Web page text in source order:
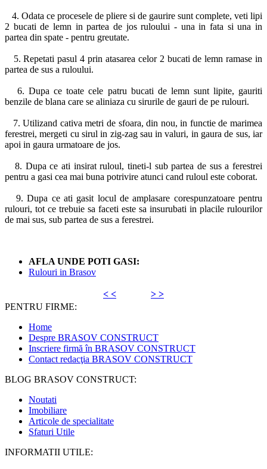
4. Odata ce procesele de pliere si de gaurire sunt complete, veti lipi
2 bucati de lemn in partea de jos ruloului - una in fata si una in
partea din spate - pentru greutate.
5. Repetati pasul 4 prin atasarea celor 2 bucati de lemn ramase in
partea de sus a ruloului.
6. Dupa ce toate cele patru bucati de lemn sunt lipite, gauriti
benzile de blana care se aliniaza cu sirurile de gauri de pe rulouri.
7. Utilizand cativa metri de sfoara, din nou, in functie de marimea
ferestrei, mergeti cu sirul in zig-zag sau in valuri, in gaura de sus, iar
apoi in gaura urmatoare de jos.
8. Dupa ce ati insirat ruloul, tineti-l sub partea de sus a ferestrei
pentru a gasi cea mai buna potrivire atunci cand ruloul este coborat.
9. Dupa ce ati gasit locul de amplasare corespunzatoare pentru
rulouri, tot ce trebuie sa faceti este sa insurubati in placile rulourilor
de mai sus, sub partea de sus a ferestrei.
AFLA UNDE POTI GASI:
Rulouri in Brasov
< <
> >
PENTRU FIRME:
Home
Despre BRASOV CONSTRUCT
Inscriere firmă în BRASOV CONSTRUCT
Contact redacţia BRASOV CONSTRUCT
BLOG BRASOV CONSTRUCT:
Noutati
Imobiliare
Articole de specialitate
Sfaturi Utile
INFORMATII UTILE: